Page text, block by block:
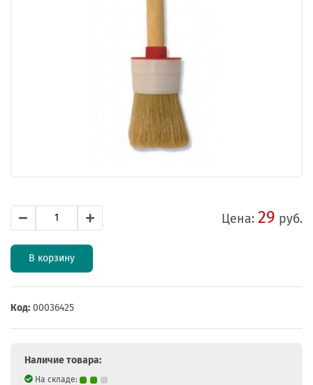
Цена: 29 руб.
В корзину
Код: 00036425
Наличие товара:
На складе: